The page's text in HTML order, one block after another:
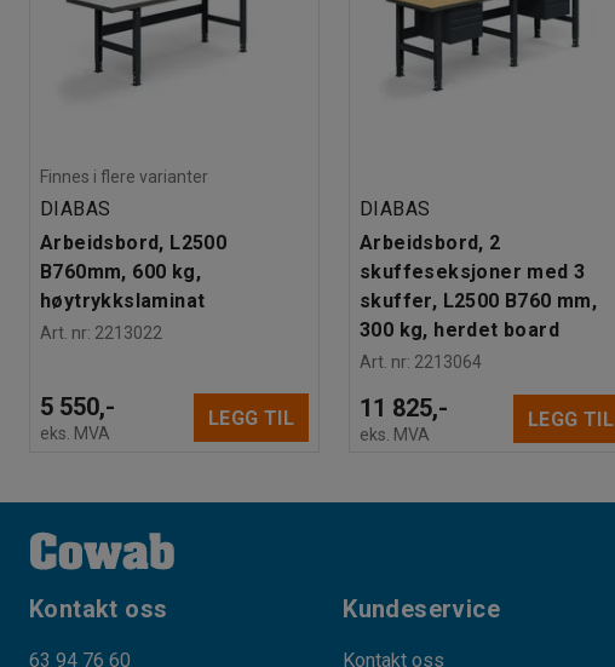
Finnes i flere varianter
DIABAS
Arbeidsbord, L2500
B760mm, 600 kg,
høytrykkslaminat
Art. nr: 2213022
5 550,-
eks. MVA
LEGG TIL
DIABAS
Arbeidsbord, 2
skuffeseksjoner med 3
skuffer, L2500 B760 mm,
300 kg, herdet board
Art. nr: 2213064
11 825,-
eks. MVA
LEGG TIL
Kontakt oss
63 94 76 60
Kundeservice
Kontakt oss